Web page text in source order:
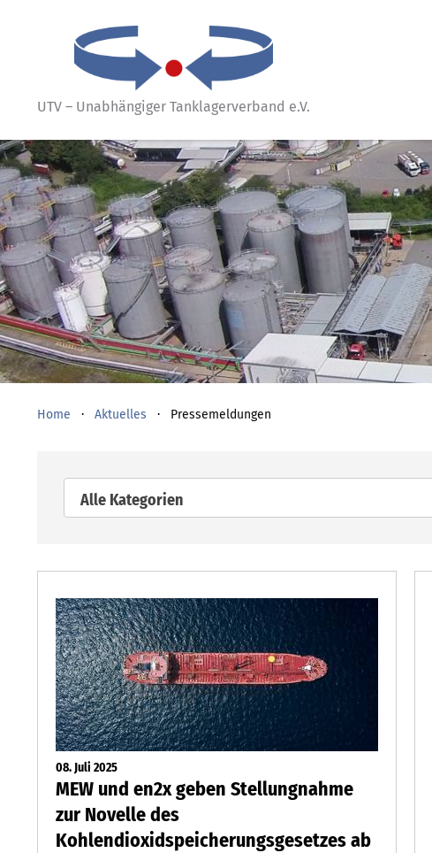
UTV – Unabhängiger Tanklagerverband e.V.
Home Aktuelles Pressemeldungen
Alle Kategorien
08. Juli 2025
MEW und en2x geben Stellungnahme
zur Novelle des
Kohlendioxidspeicherungsgesetzes ab